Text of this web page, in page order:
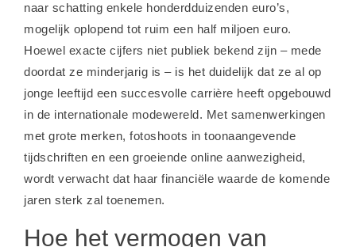
naar schatting enkele honderdduizenden euro’s,
mogelijk oplopend tot ruim een half miljoen euro.
Hoewel exacte cijfers niet publiek bekend zijn – mede
doordat ze minderjarig is – is het duidelijk dat ze al op
jonge leeftijd een succesvolle carrière heeft opgebouwd
in de internationale modewereld. Met samenwerkingen
met grote merken, fotoshoots in toonaangevende
tijdschriften en een groeiende online aanwezigheid,
wordt verwacht dat haar financiële waarde de komende
jaren sterk zal toenemen.
Hoe het vermogen van